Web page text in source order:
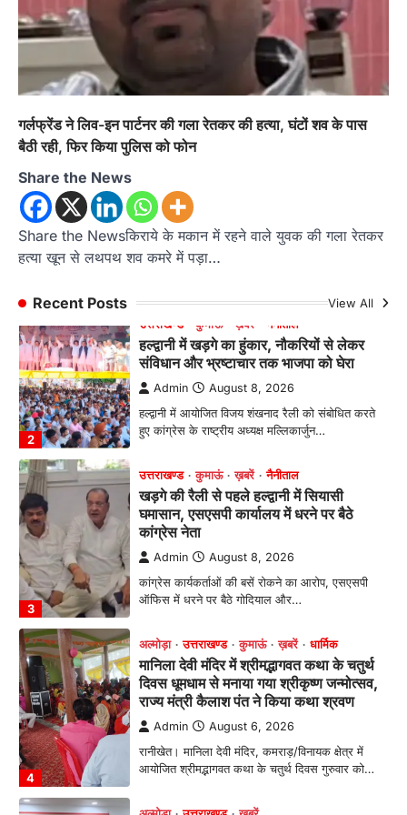
गर्लफ्रेंड ने लिव-इन पार्टनर की गला रेतकर की हत्या, घंटों शव के पास
बैठी रही, फिर किया पुलिस को फोन
Share the News
Share the Newsकिराये के मकान में रहने वाले युवक की गला रेतकर
हत्या खून से लथपथ शव कमरे में पड़ा…
Recent Posts View All
1
इंटर-एपीएस सेंट्रल कमांड चेस क्लस्टर-2 में
याग्यिका कुंद्रा ने लहराया परचम, अंडर-14 वर्ग
में हासिल किया प्रथम स्थान
August 8, 2026
रानीखेत। आर्मी पब्लिक स्कूल रानीखेत की प्रतिभाशाली
उत्तराखण्ड कुमाऊं
संविधान और भ्रष्टाचार तक भाजपा को घेरा
Admin
हल्द्वानी में आयोजित विजय शंखनाद रैली को संबोधित करते
हुए कांग्रेस के राष्ट्रीय अध्यक्ष मल्लिकार्जुन…
3
उत्तराखण्ड कुमाऊं ख़बरें नैनीताल
खड़गे की रैली से पहले हल्द्वानी में सियासी
घमासान, एसएसपी कार्यालय में धरने पर बैठे
कांग्रेस नेता
Admin August 8, 2026
कांग्रेस कार्यकर्ताओं की बसें रोकने का आरोप, एसएसपी
ऑफिस में धरने पर बैठे गोदियाल और…
4
अल्मोड़ा उत्तराखण्ड कुमाऊं ख़बरें
मानिला देवी मंदिर में श्रीमद्भागवत कथा के चतुर्थ
दिवस धूमधाम से मनाया गया श्रीकृष्ण जन्मोत्सव,
राज्य मंत्री कैलाश पंत ने किया कथा श्रवण
Admin August 6, 2026
रानीखेत। मानिला देवी मंदिर, कमराड़/विनायक क्षेत्र में
आयोजित श्रीमद्भागवत कथा के चतुर्थ दिवस गुरुवार को…
1
अल्मोड़ा उत्तराखण्ड ख़बरें
इंटर-एपीएस सेंट्रल कमांड चेस क्लस्टर-2 में
याग्यिका कुंद्रा ने लहराया परचम, अंडर-14 वर्ग
में हासिल किया प्रथम स्थान
Admin August 8, 2026
रानीखेत। आर्मी पब्लिक स्कूल रानीखेत की प्रतिभाशाली
छात्रा याग्यिका कुंद्रा ने अपनी शानदार शतरंज प्रतिभा…